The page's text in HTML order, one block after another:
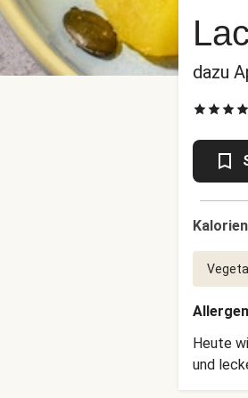
dazu
Kalorien
Heute
und